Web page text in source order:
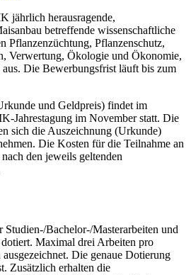
jährlich herausragende,
betreffende wissenschaftliche
Pflanzenzüchtung, Pflanzenschutz,
Verwertung, Ökologie und Ökonomie,
Die Bewerbungsfrist läuft bis zum
und Geldpreis) findet im
Jahrestagung im November statt. Die
sich die Auszeichnung (Urkunde)
Die Kosten für die Teilnahme an
den jeweils geltenden
Bachelor-/Masterarbeiten und
Maximal drei Arbeiten pro
Die genaue Dotierung
Zusätzlich erhalten die